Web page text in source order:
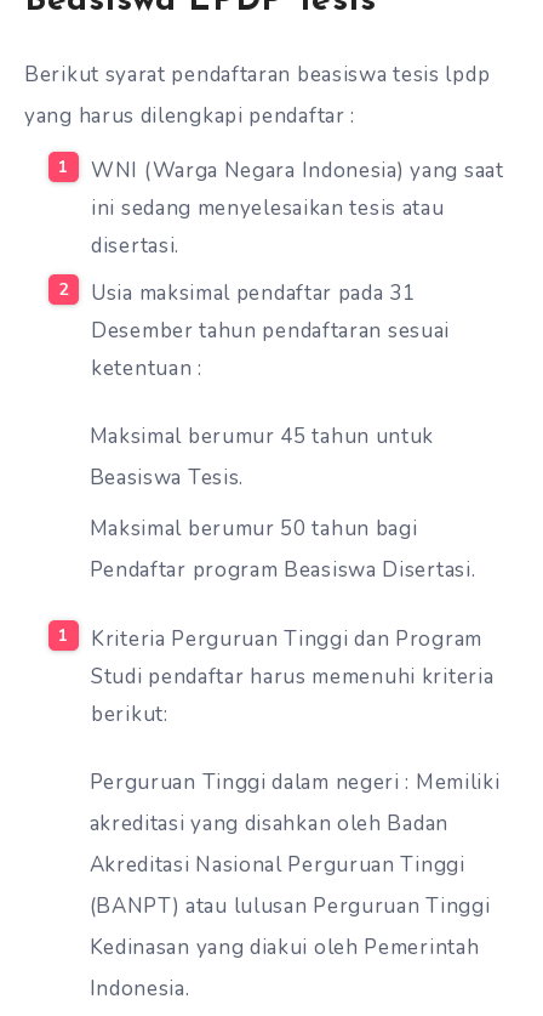
Berikut syarat pendaftaran beasiswa tesis lpdp
yang harus dilengkapi pendaftar :
WNI (Warga Negara Indonesia) yang saat
ini sedang menyelesaikan tesis atau
disertasi.
Usia maksimal pendaftar pada 31
Desember tahun pendaftaran sesuai
ketentuan :
Maksimal berumur 45 tahun untuk
Beasiswa Tesis.
Maksimal berumur 50 tahun bagi
Pendaftar program Beasiswa Disertasi.
Kriteria Perguruan Tinggi dan Program
Studi pendaftar harus memenuhi kriteria
berikut:
Perguruan Tinggi dalam negeri : Memiliki
akreditasi yang disahkan oleh Badan
Akreditasi Nasional Perguruan Tinggi
(BANPT) atau lulusan Perguruan Tinggi
Kedinasan yang diakui oleh Pemerintah
Indonesia.